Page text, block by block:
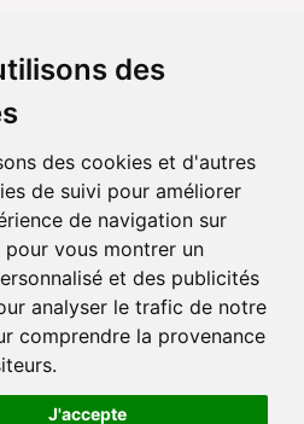
des
des cookies et d'autres
de suivi pour améliorer
de navigation sur
pour vous montrer un
et des publicités
analyser le trafic de notre
comprendre la provenance
J'accepte
DE COOKIES